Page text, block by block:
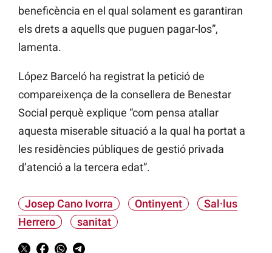
beneficència en el qual solament es garantiran
els drets a aquells que puguen pagar-los”,
lamenta.
López Barceló ha registrat la petició de
compareixença de la consellera de Benestar
Social perquè explique “com pensa atallar
aquesta miserable situació a la qual ha portat a
les residències públiques de gestió privada
d’atenció a la tercera edat”.
Josep Cano Ivorra Ontinyent
Sal·lus
Herrero
sanitat